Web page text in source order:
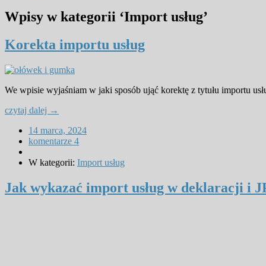
Wpisy w kategorii ‘Import usług’
Korekta importu usług
We wpisie wyjaśniam w jaki sposób ująć korektę z tytułu importu
czytaj dalej →
14 marca, 2024
komentarze 4
W kategorii: Import usług
Jak wykazać import usług w deklaracji i